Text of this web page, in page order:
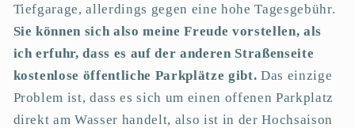
Tiefgarage, allerdings gegen eine hohe Tagesgebühr.
Sie können sich also meine Freude vorstellen, als
ich erfuhr, dass es auf der anderen Straßenseite
kostenlose öffentliche Parkplätze gibt. Das einzige
Problem ist, dass es sich um einen offenen Parkplatz
direkt am Wasser handelt, also ist in der Hochsaison